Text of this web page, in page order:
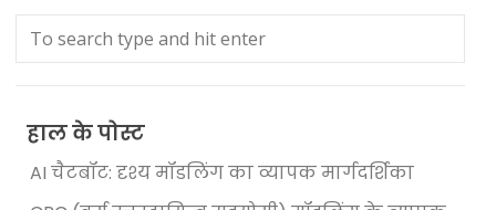
हाल के पोस्ट
AI चैटबॉट: दृश्य मॉडलिंग का व्यापक मार्गदर्शिका